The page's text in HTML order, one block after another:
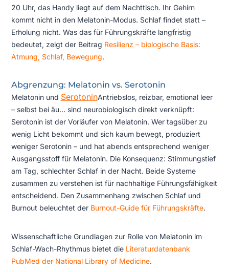
20 Uhr, das Handy liegt auf dem Nachttisch. Ihr Gehirn
kommt nicht in den Melatonin-Modus. Schlaf findet statt –
Erholung nicht. Was das für Führungskräfte langfristig
bedeutet, zeigt der Beitrag Resilienz – biologische Basis:
Atmung, Schlaf, Bewegung.
Abgrenzung: Melatonin vs. Serotonin
Melatonin und SerotoninAntriebslos, reizbar, emotional leer
– selbst bei äu... sind neurobiologisch direkt verknüpft:
Serotonin ist der Vorläufer von Melatonin. Wer tagsüber zu
wenig Licht bekommt und sich kaum bewegt, produziert
weniger Serotonin – und hat abends entsprechend weniger
Ausgangsstoff für Melatonin. Die Konsequenz: Stimmungstief
am Tag, schlechter Schlaf in der Nacht. Beide Systeme
zusammen zu verstehen ist für nachhaltige Führungsfähigkeit
entscheidend. Den Zusammenhang zwischen Schlaf und
Burnout beleuchtet der Burnout-Guide für Führungskräfte.
Wissenschaftliche Grundlagen zur Rolle von Melatonin im
Schlaf-Wach-Rhythmus bietet die Literaturdatenbank
PubMed der National Library of Medicine.